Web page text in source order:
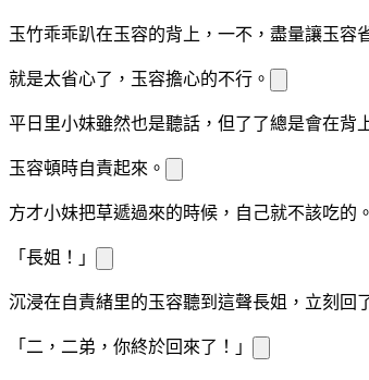
玉竹乖乖趴在玉容的背上，一不 ，盡量讓玉容
就是太省心了，玉容擔心的不行。
平日里小妹雖然也是聽話，但了了總是會在背
玉容頓時自責起來。
方才小妹把草遞過來的時候，自己就不該吃的
「長姐！」
沉浸在自責緒里的玉容聽到這聲長姐，立刻回
「二，二弟，你終於回來了！」